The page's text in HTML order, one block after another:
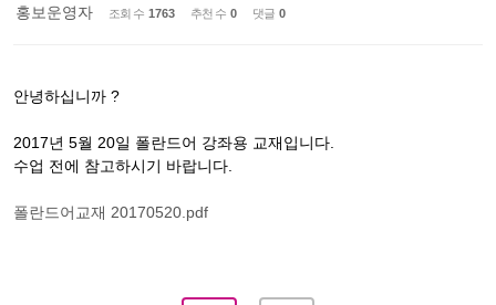
홍보운영자
조회 수 1763 추천 수 0 댓글 0
안녕하십니까 ?
2017년 5월 20일 폴란드어 강좌용 교재입니다.
수업 전에 참고하시기 바랍니다.
폴란드어교재 20170520.pdf